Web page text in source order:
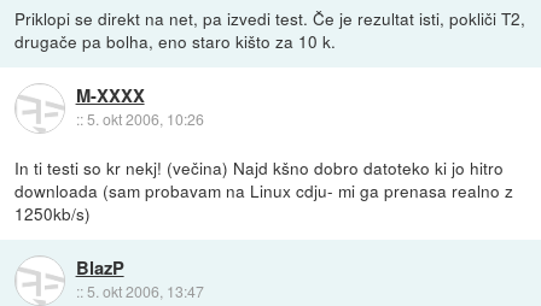
Priklopi se direkt na net, pa izvedi test. Če je rezultat isti, pokliči T2,
drugače pa bolha, eno staro kišto za 10 k.
M-XXXX
::5. okt 2006, 10:26
In ti testi so kr nekj! (večina) Najd kšno dobro datoteko ki jo hitro
downloada (sam probavam na Linux cdju- mi ga prenasa realno z
1250kb/s)
BlazP
:: 5. okt 2006, 13:47